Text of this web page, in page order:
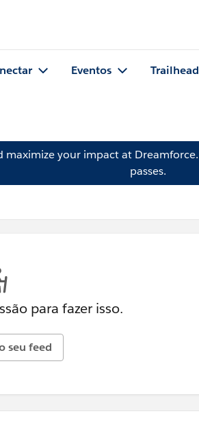
Eventos Trailhead
maximize your impact at Dreamforce.
passes.
para fazer isso.
seu feed